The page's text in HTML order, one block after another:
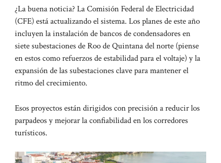
¿La buena noticia? La Comisión Federal de Electricidad
(CFE) está actualizando el sistema. Los planes de este año
incluyen la instalación de bancos de condensadores en
siete subestaciones de Roo de Quintana del norte (piense
en estos como refuerzos de estabilidad para el voltaje) y la
expansión de las subestaciones clave para mantener el
ritmo del crecimiento.
Esos proyectos están dirigidos con precisión a reducir los
parpadeos y mejorar la confiabilidad en los corredores
turísticos.